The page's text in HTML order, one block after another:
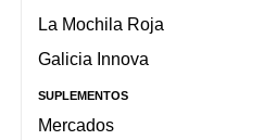
La Mochila Roja
Galicia Innova
SUPLEMENTOS
Mercados